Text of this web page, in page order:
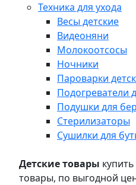
Техника для ухода
Весы детские
Видеоняни
Молокоотсосы
Ночники
Пароварки
Подогреватели
Подушки для
Стерилизаторы
Сушилки для
Детские товары
товары, по выгодной